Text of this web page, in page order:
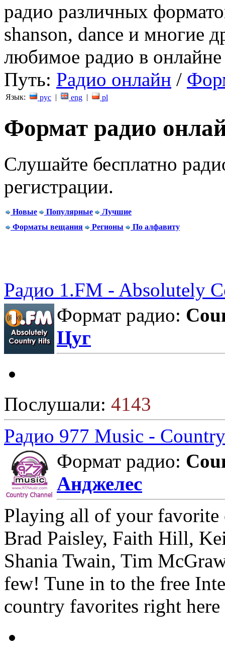
радио различных
shanson, dance и многие
любимое радио в
Путь: Радио онлайн /
Язык: рус | eng | pl
Формат радио
Слушайте бесплатно
регистрации.
Новые Популярные
Лучшие
Форматы вещания
Регионы По алфавиту
Радио 1.FM - Absolutely
Формат радио:
Цуг
Послушали: 4143
Радио 977 Music - Country
Формат радио:
Анджелес
Playing all of your favorite
Brad Paisley, Faith Hill,
Shania Twain, Tim
few! Tune in to the free
country favorites right